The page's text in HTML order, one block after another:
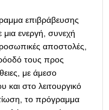
επιβράβευσης
ενεργή, συνεχή
αποστολές,
τους προς
με άμεσο
και στο λειτουργικό
το πρόγραμμα